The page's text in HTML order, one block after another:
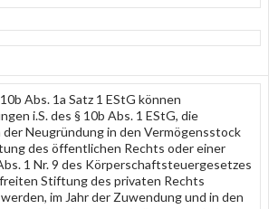
Abs. 1a Satz 1 EStG können
i.S. des § 10b Abs. 1 EStG, die
der Neugründung in den Vermögensstock
des öffentlichen Rechts oder einer
1 Nr. 9 des Körperschaftsteuergesetzes
Stiftung des privaten Rechts
im Jahr der Zuwendung und in den